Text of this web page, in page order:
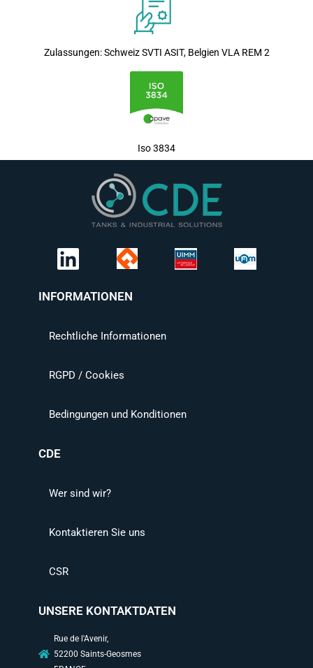
Zulassungen: Schweiz SVTI ASIT, Belgien VLA REM 2
Iso 3834
INFORMATIONEN
Rechtliche Informationen
RGPD / Cookies
Bedingungen und Konditionen
CDE
Wer sind wir?
Kontaktieren Sie uns
CSR
UNSERE KONTAKTDATEN
Rue de l'Avenir,
52200 Saints-Geosmes